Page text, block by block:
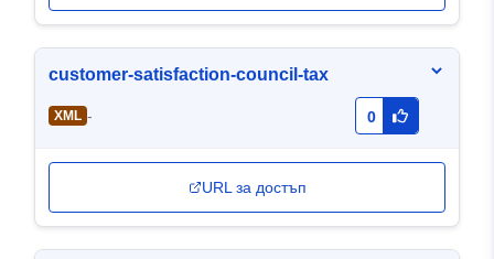
customer-satisfaction-council-tax
XML - 0
URL за достъп